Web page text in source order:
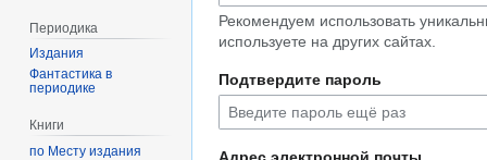
Рекомендуем использовать
используете на других сайтах.
Подтвердите пароль
Периодика
Издания
Фантастика в
периодике
Книги
по Месту издания